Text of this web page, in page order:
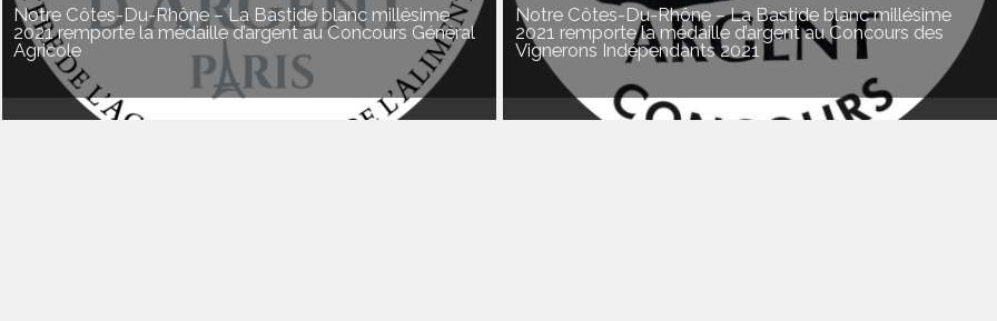
Notre Côtes-Du-Rhône – La Bastide blanc millésime
2021 remporte la médaille d’argent au Concours Général
Agricole
Notre Côtes-Du-Rhône – La Bastide blanc millésime
2021 remporte la médaille d’argent au Concours des
Vignerons Indépendants 2021